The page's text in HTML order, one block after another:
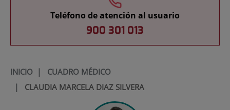
Teléfono de atención al usuario
900 301 013
INICIO| CUADRO MÉDICO
| CLAUDIA MARCELA DIAZ SILVERA